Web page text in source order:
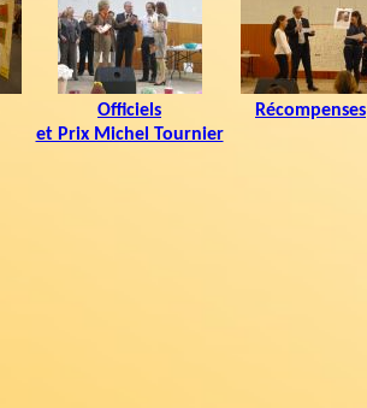
Officiels
et Prix Michel Tournier
Récompenses